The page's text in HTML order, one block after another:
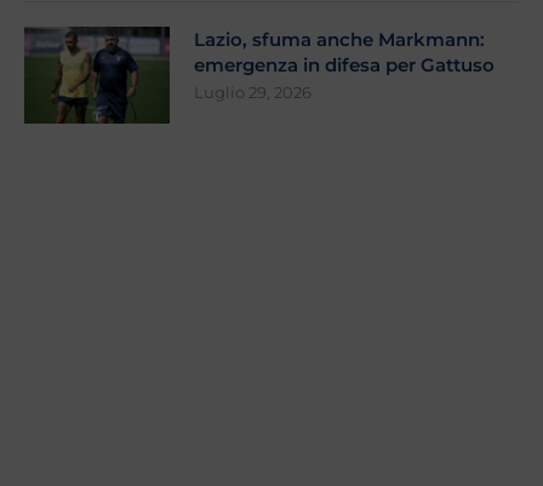
Lazio, sfuma anche Markmann:
emergenza in difesa per Gattuso
Luglio 29, 2026